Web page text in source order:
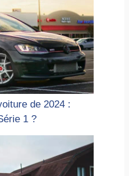
de 2024 :
1 ?